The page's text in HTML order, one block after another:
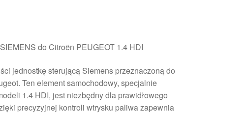
do Citroën PEUGEOT 1.4 HDI
jednostkę sterującą Siemens przeznaczoną do
Ten element samochodowy, specjalnie
1.4 HDI, jest niezbędny dla prawidłowego
precyzyjnej kontroli wtrysku paliwa zapewnia